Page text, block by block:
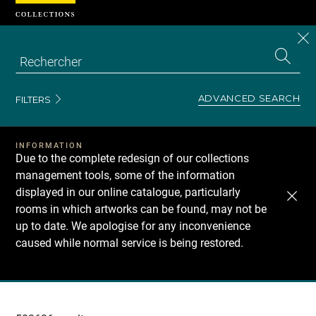
FILTERS ADVANCED SEARCH
INFORMATION
Due to the complete redesign of our collections
management tools, some of the information
displayed in our online catalogue, particularly
rooms in which artworks can be found, may not be
up to date. We apologise for any inconvenience
caused while normal service is being restored.
Recherche
Cookies management panel